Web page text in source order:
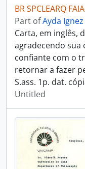
BR SPCLEARQ
Part ofAyda
Carta, em inglês,
agradecendo sua
confiante com o
retornar a fazer
S.ass. 1p. dat.
Untitled